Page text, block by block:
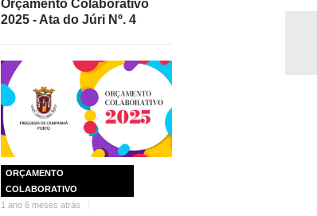
Orçamento Colaborativo
2025 - Ata do Júri Nº. 4
ORÇAMENTO
COLABORATIVO
1 ano 6 meses atrás